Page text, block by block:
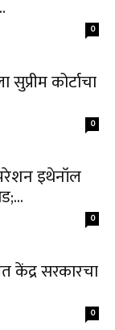
0
सुप्रीम कोर्टाचा
0
इथेनॉल
0
केंद्र सरकारचा
0